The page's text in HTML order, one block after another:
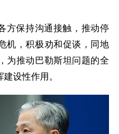
方保持沟通接触，推动停
机，积极劝和促谈，同地
为推动巴勒斯坦问题的全
设性作用。